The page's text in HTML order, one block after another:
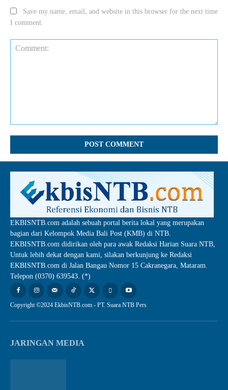
Save my name, email, and website in this browser for the next time
I comment.
EKBISNTB.com adalah sebuah portal berita lokal yang merupakan
bagian dari Kelompok Media Bali Post (KMB) di NTB.
EKBISNTB.com didirikan oleh para awak Redaksi Harian Suara NTB,
Untuk lebih dekat dengan kami, silakan berkunjung ke Redaksi
EKBISNTB.com di Jalan Bangau Nomor 15 Cakranegara, Mataram.
Telepon (0370) 639543. (*)
Copyright ©2024 EkbisNTB.com - PT. Suara NTB Pers
JARINGAN MEDIA